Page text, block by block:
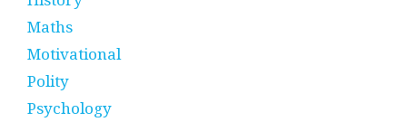
Maths
Motivational
Polity
Psychology